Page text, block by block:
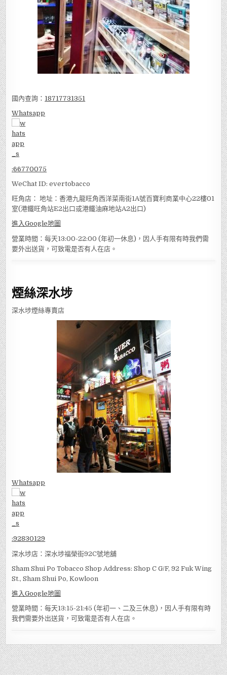
國內查詢： 18717731351
Whatsapp
:66770075
WeChat ID: evertobacco
旺角店： 地址：香港九龍旺角西洋菜南街1A號百寶利商業中心22樓01
室(港鐵旺角站E2出口或港鐵油麻地站A2出口)
進入Google地圖
營業時間：每天13:00-22:00 (年初一休息)，因人手有限有時我們需
要外出送貨，可致電是否有人在店。
煙絲深水埗
深水埗煙絲專賣店
Whatsapp
:92830129
深水埗店：深水埗福榮街92C號地舖
Sham Shui Po Tobacco Shop Address: Shop C G/F, 92 Fuk Wing
St., Sham Shui Po, Kowloon
進入Google地圖
營業時間：每天13:15-21:45 (年初一、二及三休息)，因人手有限有時
我們需要外出送貨，可致電是否有人在店。